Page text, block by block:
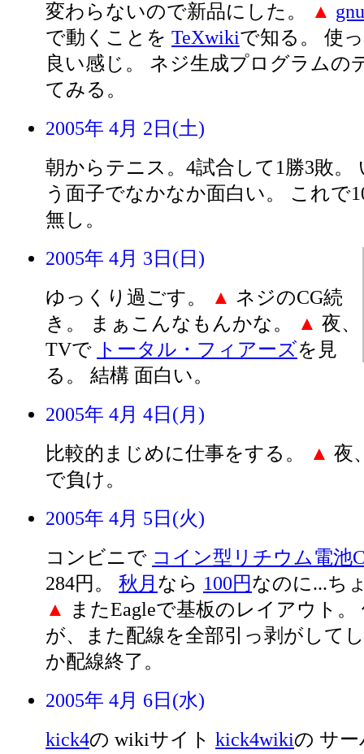
変わらないので新品にした。
▲
で動くことを TeXwikiで知る。 使
良い感じ。 ネジ生成プログラムの
てみる。
2005年 4月 2日(土)
朝からテニス。4試合して1勝3敗。
う面子でなかなか面白い。 これで
無し。
2005年 4月 3日(日)
ゆっくり過ごす。
▲ ネジのCG続
き。 まぁこんなもんかな。
▲ 夜、
TVで トータル・フィアーズを見
る。 結構 面白い。
2005年 4月 4日(月)
比較的まじめに仕事をする。
▲ 夜
で負け。
2005年 4月 5日(火)
コンビニで コイン型リチウム電池
284円。 秋月 なら 100円なのに...ち
▲
またEagleで基板のレイアウト
が、また配線を全部引っ剥がして
か配線終了。
2005年 4月 6日(水)
kick4の wikiサイト kick4wikiの サ